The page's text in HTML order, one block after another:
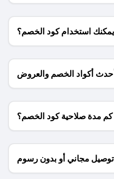
استخدام كود الخصم؟
أكواد الخصم والعروض
للمتاجر؟
كم مدة صلاحية كود الخصم؟
مجاني أو بدون رسوم
الشحن ؟